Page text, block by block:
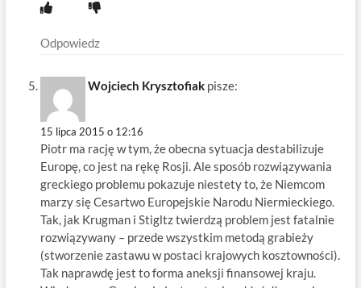
Odpowiedz
Wojciech Krysztofiak pisze:
15 lipca 2015 o 12:16
Piotr ma rację w tym, że obecna sytuacja destabilizuje
Europę, co jest na rękę Rosji. Ale sposób rozwiązywania
greckiego problemu pokazuje niestety to, że Niemcom
marzy się Cesartwo Europejskie Narodu Niermieckiego.
Tak, jak Krugman i Stigltz twierdzą problem jest fatalnie
rozwiązywany – przede wszystkim metodą grabieży
(stworzenie zastawu w postaci krajowych kosztowności).
Tak naprawdę jest to forma aneksji finansowej kraju.